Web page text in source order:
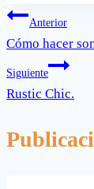
entrada:
de
entradas
Anterior
Cómo hacer
Siguiente
Rustic Chic.